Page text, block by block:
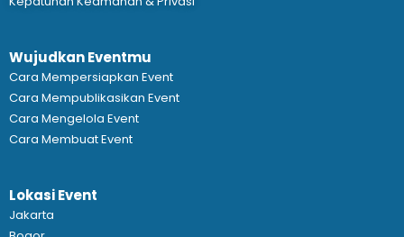
Wujudkan Eventmu
Cara Mempersiapkan Event
Cara Mempublikasikan Event
Cara Mengelola Event
Cara Membuat Event
Lokasi Event
Jakarta